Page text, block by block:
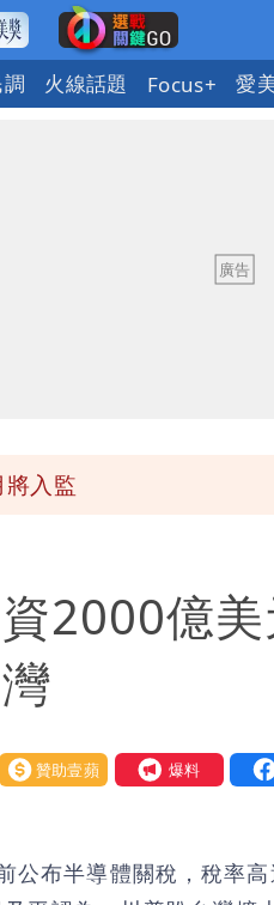
火線話題 Focus+ 愛
入監
慎判斷當時未被理解
資2000億
贊助壹蘋 我要爆料
公布半導體關稅，稅率